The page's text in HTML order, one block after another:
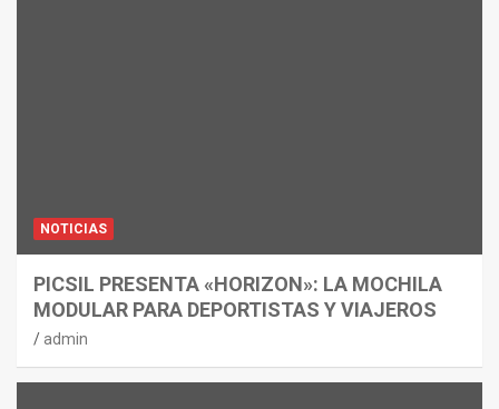
NOTICIAS
PICSIL PRESENTA «HORIZON»: LA MOCHILA
MODULAR PARA DEPORTISTAS Y VIAJEROS
admin